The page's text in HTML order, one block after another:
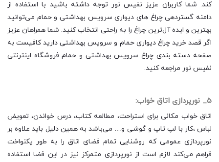
کند. شما کاربران عزیز نفیس نور توجه داشته باشید با استفاده از
دامنه گستردهی چراغ های دیواری سرویس بهداشتی و حمام می‌توانید
بهترین و ایده آل‌ترین چراغ را به راحتی انتخاب کنید. شما همراهان عزیز
اگر قصد خرید چراغ دیواری حمام و سرویس بهداشتی دارید کافیست به
صفحه دسته بندی چراغ سرویس بهداشتی و حمام فروشگاه اینترنتی
نفیس نور مراجعه کنید.
5_ نورپردازی اتاق خواب:
اتاق خواب مکانی برای استراحت، مطالعه کتاب، درس خواندن، تعویض
لباس ،کار با لپ تاپ و گوشی و… می‌باشد به همین دلیل باید علاوه بر
نورپردازی عمومی که روشنایی تمام فضای اتاق را به طور یکنواخت
فراهم می‌کند لازم است از نورپردازی متمرکز نیز در این فضا استفاده